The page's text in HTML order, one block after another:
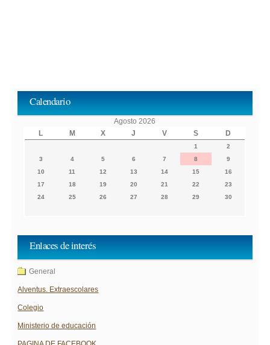
Calendario
Agosto 2026
L
M X J V S D
1
2
3
4 5 6 7 8
9
10
11 12 13 14 15
16
17
18 19 20 21 22
23
24
25 26 27 28 29 30
Enlaces de interés
General
Alventus. Extraescolares
Colegio
Ministerio de educación